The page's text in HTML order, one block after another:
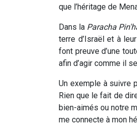
que l’héritage de
Dans la Paracha
terre d’Israël et à
font preuve d’une
afin d’agir comme il
Un exemple à suivre
Rien que le fait de
bien-aimés ou notre
me connecte à mon